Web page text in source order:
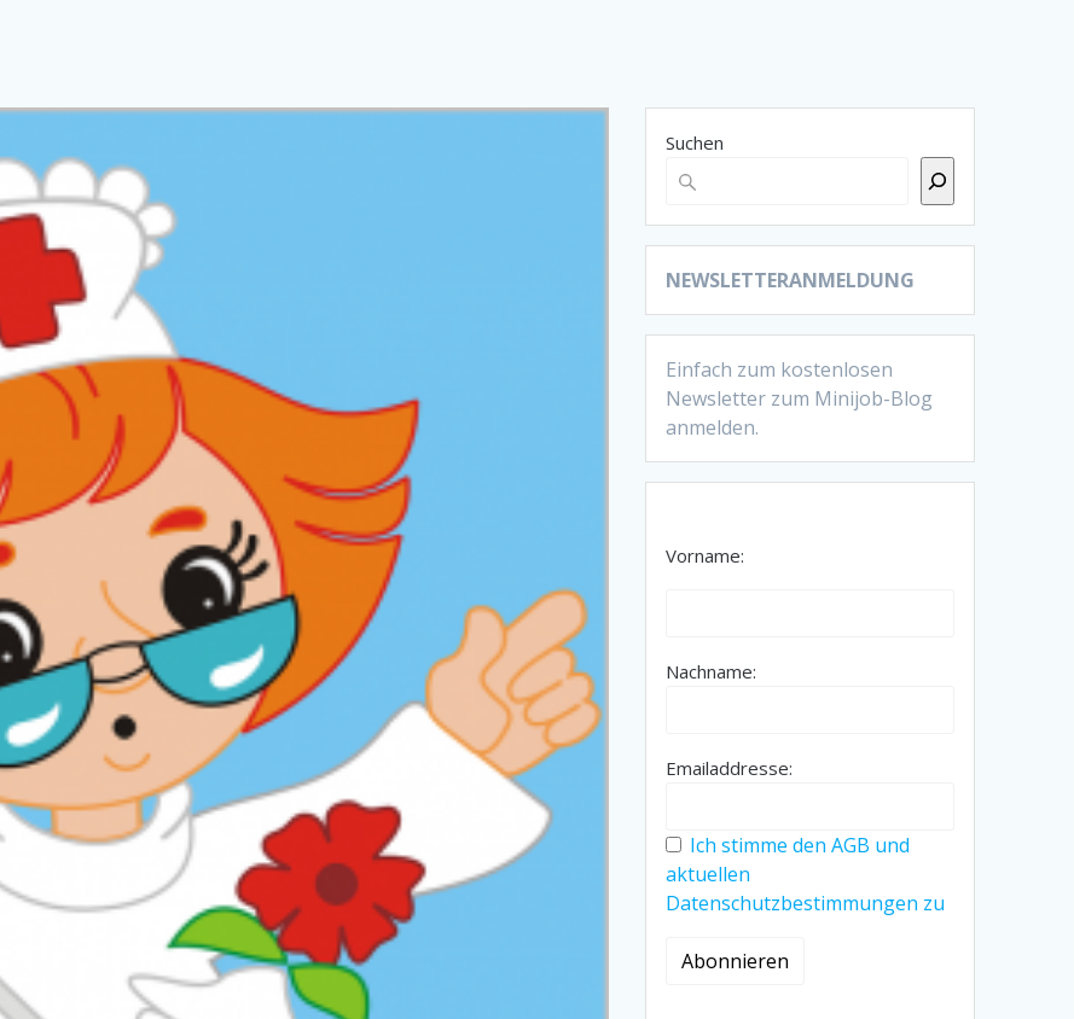
Suchen
NEWSLETTERANMELDUNG
Einfach zum kostenlosen
Newsletter zum Minijob-Blog
anmelden.
Vorname:
Nachname:
Emailaddresse:
Ich stimme den AGB und
aktuellen
Datenschutzbestimmungen zu